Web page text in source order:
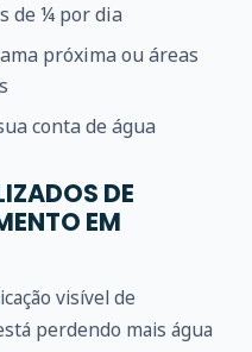
de ¼ por dia
próxima ou áreas
conta de água
DE
EM
visível de
perdendo mais água